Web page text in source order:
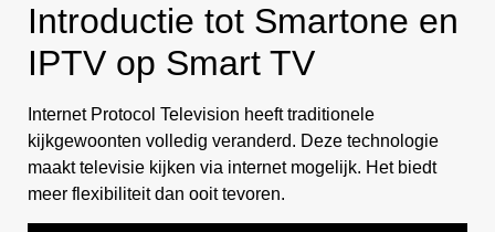
Introductie tot Smartone en
IPTV op Smart TV
Internet Protocol Television heeft traditionele
kijkgewoonten volledig veranderd. Deze technologie
maakt televisie kijken via internet mogelijk. Het biedt
meer flexibiliteit dan ooit tevoren.